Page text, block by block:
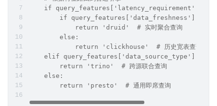
if query_features['latency_requirement'] ==
if query_features['data_freshness'] ==
            return 'druid'  # 实时聚合查询
        else:
            return 'clickhouse'  # 历史宽表查询
elif query_features['data_source_type'] ==
        return 'trino'  # 跨源联合查询
    else:
        return 'presto'  # 通用即席查询